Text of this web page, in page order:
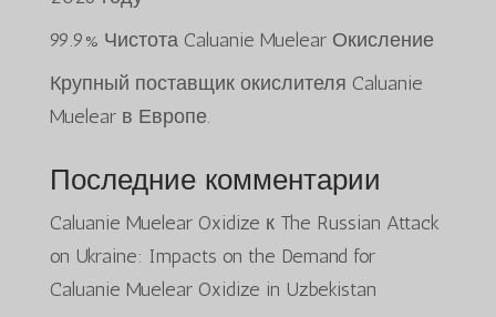
99.9% Чистота Caluanie Muelear Окисление
Крупный поставщик окислителя Caluanie
Muelear в Европе.
Последние комментарии
Caluanie Muelear Oxidize к The Russian Attack
on Ukraine: Impacts on the Demand for
Caluanie Muelear Oxidize in Uzbekistan